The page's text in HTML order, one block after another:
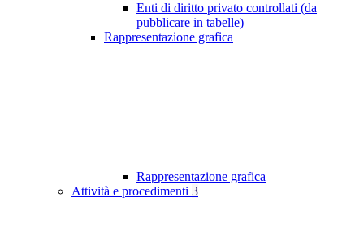
Enti di diritto privato controllati (da
pubblicare in tabelle)
Rappresentazione grafica
Rappresentazione grafica
Attività e procedimenti 3